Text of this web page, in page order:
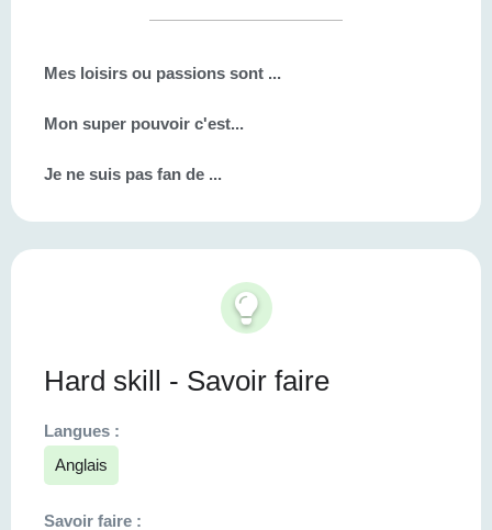
Mes loisirs ou passions sont ...
Mon super pouvoir c'est...
Je ne suis pas fan de ...
Hard skill - Savoir faire
Langues :
Anglais
Savoir faire :